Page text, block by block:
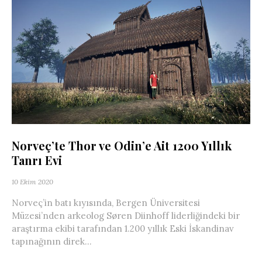
Norveç’te Thor ve Odin’e Ait 1200 Yıllık
Tanrı Evi
10 Ekim 2020
Norveç’in batı kıyısında, Bergen Üniversitesi
Müzesi’nden arkeolog Søren Diinhoff liderliğindeki bir
araştırma ekibi tarafından 1.200 yıllık Eski İskandinav
tapınağının direk...